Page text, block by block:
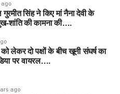
ago
गुरमीत सिंह ने किए मां नैना देवी के
शांति की कामना की….
लेकर दो पक्षों के बीच खूनी संघर्ष का
पर वायरल….
ago